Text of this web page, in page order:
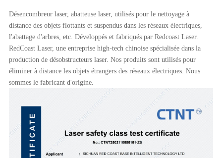
Désencombreur laser, abatteuse laser, utilisés pour le nettoyage à
distance des objets flottants et suspendus dans les réseaux électriques,
l'abattage d'arbres, etc. Développés et fabriqués par Redcoast Laser.
RedCoast Laser, une entreprise high-tech chinoise spécialisée dans la
production de désobstructeurs laser. Nos produits sont utilisés pour
éliminer à distance les objets étrangers des réseaux électriques. Nous
sommes le fabricant d'origine.